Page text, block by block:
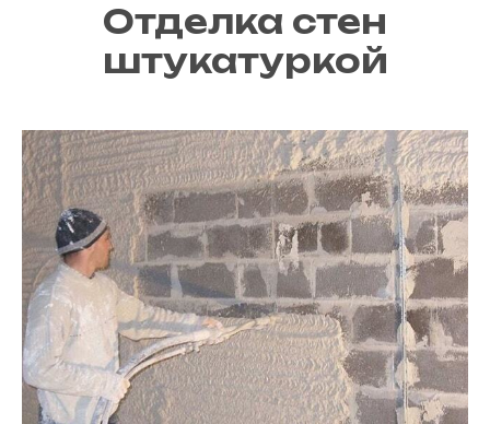
Отделка стен
штукатуркой